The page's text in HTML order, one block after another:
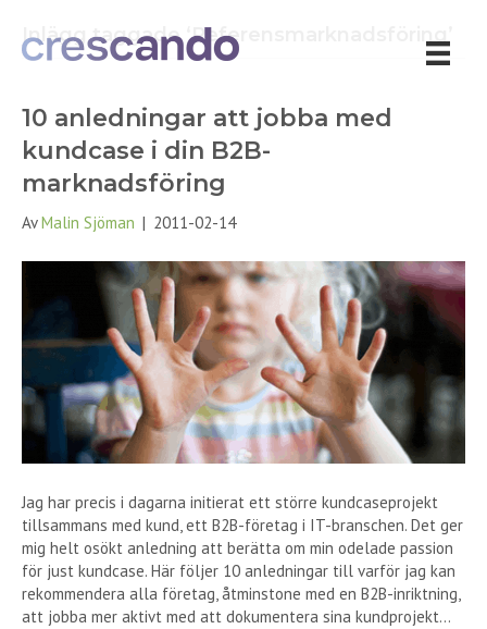
Inlägg taggade ‘Referensmarknadsföring’
10 anledningar att jobba med
kundcase i din B2B-
marknadsföring
AvMalin Sjöman | 2011-02-14
Jag har precis i dagarna initierat ett större kundcaseprojekt
tillsammans med kund, ett B2B-företag i IT-branschen. Det ger
mig helt osökt anledning att berätta om min odelade passion
för just kundcase. Här följer 10 anledningar till varför jag kan
rekommendera alla företag, åtminstone med en B2B-inriktning,
att jobba mer aktivt med att dokumentera sina kundprojekt…